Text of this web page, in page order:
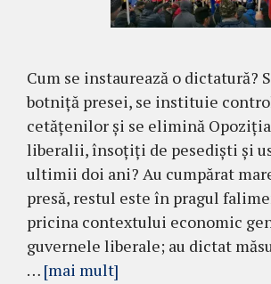
Cum se instaurează o dictatură?
botniță presei, se instituie
cetățenilor și se elimină
liberalii, însoțiți de pesediști și
ultimii doi ani? Au cumpărat
presă, restul este în pragul
pricina contextului economic
guvernele liberale; au dictat
… [mai mult]